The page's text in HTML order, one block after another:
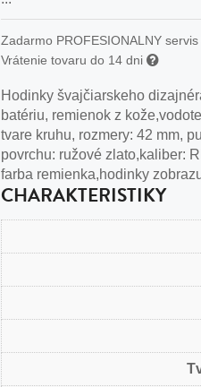
Zadarmo PROFESIONALNY servis
Vrátenie tovaru do 14 dni
Hodinky švajčiarskeho
batériu, remienok z
tvare kruhu, rozmery: 42 mm,
povrchu: ružové zlato,kaliber:
farba remienka,hodinky
CHARAKTERISTIKY